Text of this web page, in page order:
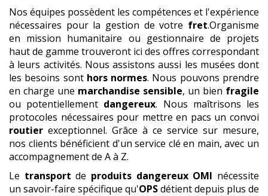
Nos équipes possèdent les compétences et l'expérience
nécessaires pour la gestion de votre fret.Organisme
en mission humanitaire ou gestionnaire de projets
haut de gamme trouveront ici des offres correspondant
à leurs activités. Nous assistons aussi les musées dont
les besoins sont hors normes. Nous pouvons prendre
en charge une marchandise sensible, un bien fragile
ou potentiellement dangereux. Nous maîtrisons les
protocoles nécessaires pour mettre en pacs un convoi
routier exceptionnel. Grâce à ce service sur mesure,
nos clients bénéficient d'un service clé en main, avec un
accompagnement de A à Z.
Le transport de produits dangereux OMI nécessite
un savoir-faire spécifique qu'OPSdétient depuis plus de